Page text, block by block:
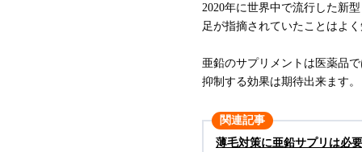
2020年に世界中で流行した新
足が指摘されていたことはよ
亜鉛のサプリメントは医薬品
抑制する効果は期待出来ます。
関連記事
薄毛対策に亜鉛サプリは必